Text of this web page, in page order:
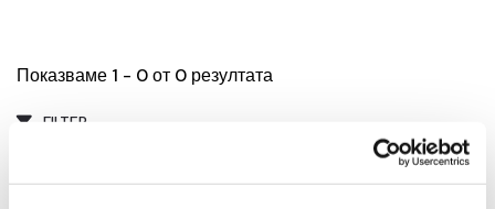
Показваме 1 - 0 от 0 резултата
FILTER